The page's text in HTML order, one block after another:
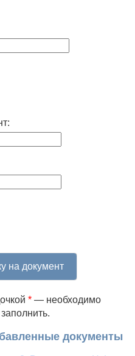
на документ
* — необходимо
документы